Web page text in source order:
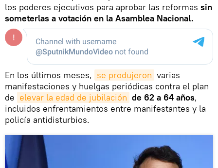
los poderes ejecutivos para aprobar las reformas sin
someterlas a votación en la Asamblea Nacional.
En los últimos meses, se produjeron varias
manifestaciones y huelgas periódicas contra el plan
de elevar la edad de jubilación de 62 a 64 años,
incluidos enfrentamientos entre manifestantes y la
policía antidisturbios.